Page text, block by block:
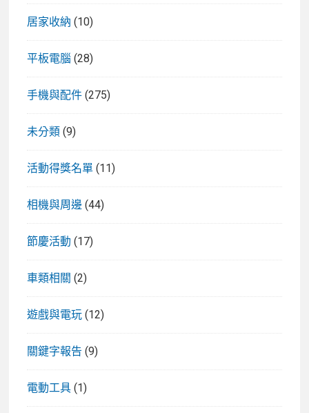
居家收納 (10)
平板電腦 (28)
手機與配件 (275)
未分類 (9)
活動得獎名單 (11)
相機與周邊 (44)
節慶活動 (17)
車類相關 (2)
遊戲與電玩 (12)
關鍵字報告 (9)
電動工具 (1)